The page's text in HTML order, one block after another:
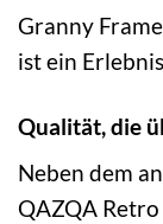
Granny
ist ein Erlebnis.
Qualität, die
Neben dem
QAZQA